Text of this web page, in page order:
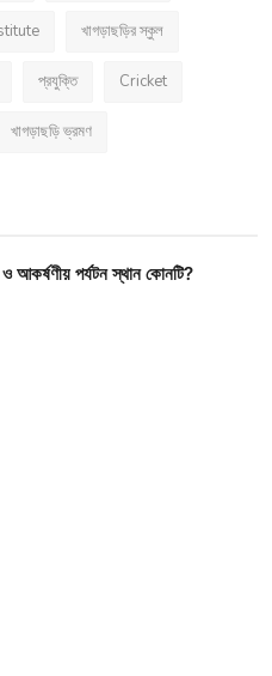
খাগড়াছড়ির স্কুল
প্রযুক্তি Cricket
খাগড়াছড়ি ভ্রমণ
ও আকর্ষণীয় পর্যটন স্থান কোনটি?